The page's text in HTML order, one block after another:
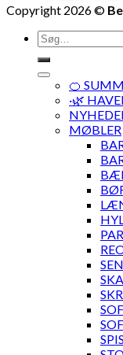
Copyright 2026 ©
Søg
efter:
🍊
·🌿
MØBLER